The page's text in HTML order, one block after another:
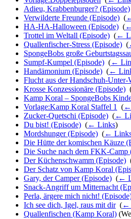
Adieu, Krabbenburger? (Episode)
Verwilderte Freunde (Episode) (
HA-HA-Halloween (Episode) (
Trottel im Weltall (Episode) (←
Quallenfischer-Stress (Episode) (
SpongeBobs große
Sumpf-Kumpel (Episode) (←
Handämonium (Episode) (←
Flucht aus der Handschuh-Unter-
Krosse Konzessionäre (Episode)
Kamp Koral – SpongeBobs
Vorlage:Kamp Koral Staffel 1
(←
Zucker-Quetschi (Episode) (←
Du bist! (Episode) (← Links)
Mordshunger (Episode) (←
Die Hütte der komischen Käuze
Die Suche nach dem FKK-Camp
Der Küchenschwamm (Episode)
Der Schatz von Kamp Koral
Gary, der Camper (Episode) (←
Snack-Angriff um Mitternacht
Perla, ärgere mich nicht!
Ich see dich, Igel, raus mit dir‎ (←
Quallenfischen (Kamp Koral)